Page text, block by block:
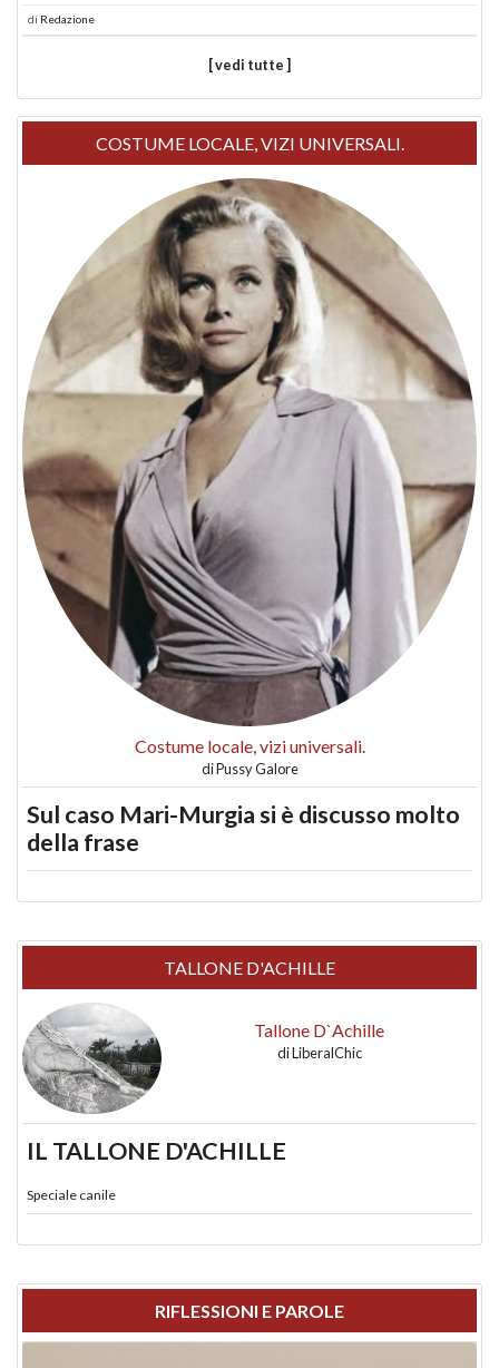
di Redazione
[ vedi tutte ]
COSTUME LOCALE, VIZI UNIVERSALI.
Costume locale, vizi universali.
diPussy Galore
Sul caso Mari-Murgia si è discusso molto
della frase
TALLONE D'ACHILLE
Tallone D`Achille
diLiberalChic
IL TALLONE D'ACHILLE
Speciale canile
RIFLESSIONI E PAROLE